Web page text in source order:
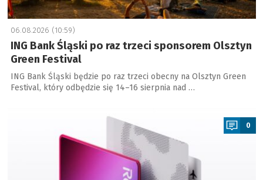
06.08.2026 (10:59)
ING Bank Śląski po raz trzeci sponsorem Olsztyn
Green Festival
ING Bank Śląski będzie po raz trzeci obecny na Olsztyn Green
Festival, który odbędzie się 14–16 sierpnia nad …
0